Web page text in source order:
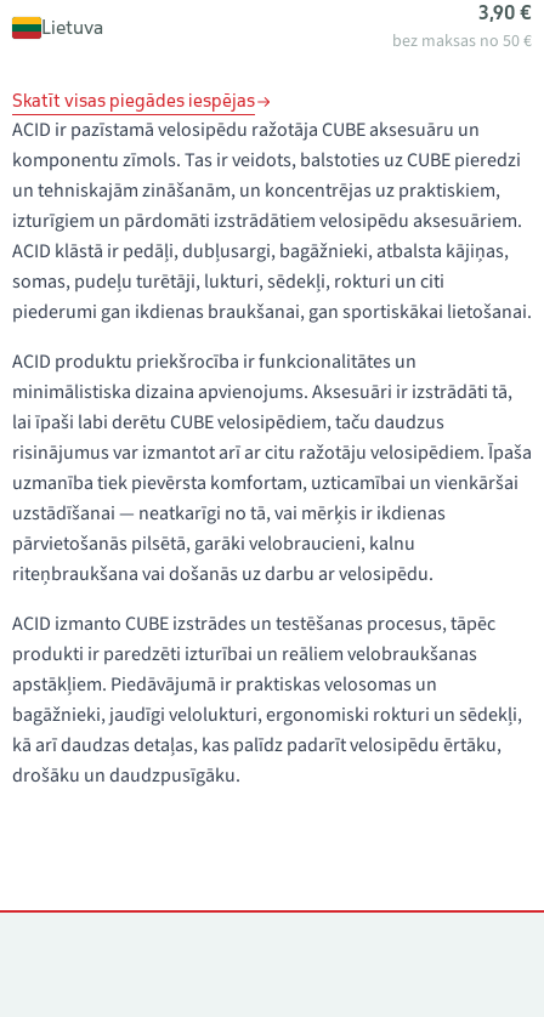
Lietuva
3,90 €
bez maksas no 50 €
Skatīt visas piegādes iespējas
ACID ir pazīstamā velosipēdu ražotāja CUBE aksesuāru un
komponentu zīmols. Tas ir veidots, balstoties uz CUBE pieredzi
un tehniskajām zināšanām, un koncentrējas uz praktiskiem,
izturīgiem un pārdomāti izstrādātiem velosipēdu aksesuāriem.
ACID klāstā ir pedāļi, dubļusargi, bagāžnieki, atbalsta kājiņas,
somas, pudeļu turētāji, lukturi, sēdekļi, rokturi un citi
piederumi gan ikdienas braukšanai, gan sportiskākai lietošanai.
ACID produktu priekšrocība ir funkcionalitātes un
minimālistiska dizaina apvienojums. Aksesuāri ir izstrādāti tā,
lai īpaši labi derētu CUBE velosipēdiem, taču daudzus
risinājumus var izmantot arī ar citu ražotāju velosipēdiem. Īpaša
uzmanība tiek pievērsta komfortam, uzticamībai un vienkāršai
uzstādīšanai — neatkarīgi no tā, vai mērķis ir ikdienas
pārvietošanās pilsētā, garāki velobraucieni, kalnu
riteņbraukšana vai došanās uz darbu ar velosipēdu.
ACID izmanto CUBE izstrādes un testēšanas procesus, tāpēc
produkti ir paredzēti izturībai un reāliem velobraukšanas
apstākļiem. Piedāvājumā ir praktiskas velosomas un
bagāžnieki, jaudīgi velolukturi, ergonomiski rokturi un sēdekļi,
kā arī daudzas detaļas, kas palīdz padarīt velosipēdu ērtāku,
drošāku un daudzpusīgāku.